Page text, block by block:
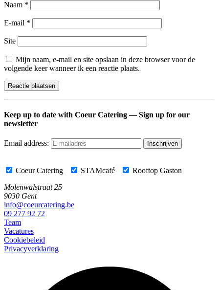
Naam *
E-mail *
Site
Mijn naam, e-mail en site opslaan in deze browser voor de
volgende keer wanneer ik een reactie plaats.
Keep up to date with Coeur Catering — Sign up for our
newsletter
Email address:
Coeur Catering STAMcafé
Rooftop Gaston
Molenwalstraat 25
9030 Gent
info@coeurcatering.be
09 277 92 72
Team
Vacatures
Cookiebeleid
Privacyverklaring